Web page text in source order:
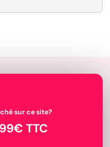
sur ce site?
TTC